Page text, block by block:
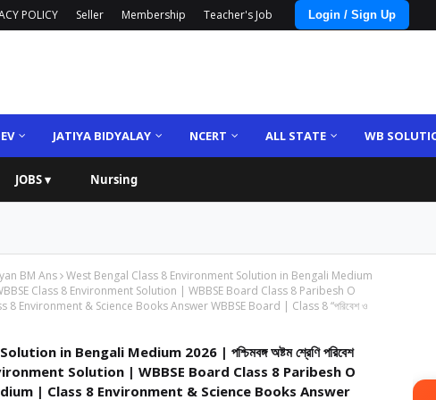
POLICY Seller Membership Teacher's Job Login / Sign Up
JATIYA BIDYALAY NCERT ALL STATE WB
JOBS ▾ Nursing
BM Ans West Bengal Class 8 Environment Solution in Bengali Medium
| WBBSE Class 8 Environment Solution | WBBSE Board Class 8 Paribesh O
Environment & Science Books Answer WBBSE Board | Class 8 “পরিবেশ ও
in Bengali Medium 2026 | পশ্চিমবঙ্গ অষ্টম শ্রেণি পরিবেশ
Environment Solution | WBBSE Board Class 8 Paribesh O
| Class 8 Environment & Science Books Answer